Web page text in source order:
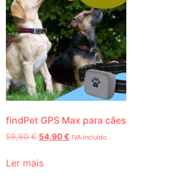
findPet GPS Max para cães
59,90€ 54,90€ IVA incluído
Ler mais